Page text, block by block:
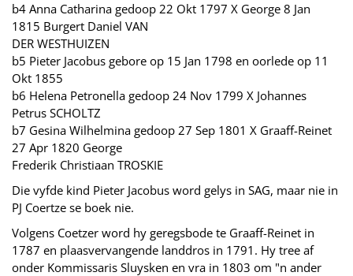
b4 Anna Catharina gedoop 22 Okt 1797 X George 8 Jan
1815 Burgert Daniel VAN
DER WESTHUIZEN
b5 Pieter Jacobus gebore op 15 Jan 1798 en oorlede op 11
Okt 1855
b6 Helena Petronella gedoop 24 Nov 1799 X Johannes
Petrus SCHOLTZ
b7 Gesina Wilhelmina gedoop 27 Sep 1801 X Graaff-Reinet
27 Apr 1820 George
Frederik Christiaan TROSKIE
Die vyfde kind Pieter Jacobus word gelys in SAG, maar nie in
PJ Coertze se boek nie.
Volgens Coetzer word hy geregsbode te Graaff-Reinet in
1787 en plaasvervangende landdros in 1791. Hy tree af
onder Kommissaris Sluysken en vra in 1803 om "n ander